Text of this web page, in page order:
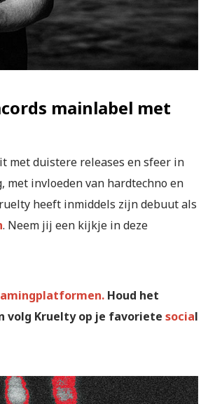
mainlabel met
met duistere releases en sfeer in
invloeden van hardtechno en
heeft inmiddels zijn debuut als
. Neem jij een kijkje in deze
Houd het
volg Kruelty op je favoriete social